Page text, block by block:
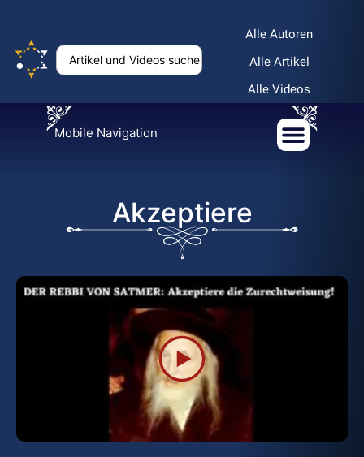
Alle Autoren
Alle Artikel
Alle Videos
Mobile Navigation
Akzeptiere